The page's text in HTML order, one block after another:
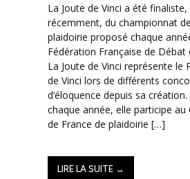
La Joute de Vinci a été
récemment, du championnat
plaidoirie proposé chaque
Fédération Française de Débat
La Joute de Vinci représente le
de Vinci lors de différents
d’éloquence depuis sa
chaque année, elle participe
de France de plaidoirie […]
LIRE LA SUITE →